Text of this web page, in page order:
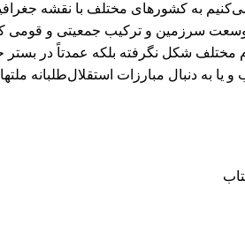
به کشورهای مختلف با نقشه
سرزمین و ترکیب جمعیتی و قومی
مختلف شکل نگرفته بلکه عمدتاً در
یا به دنبال مبارزات استقلال‌طلبانه